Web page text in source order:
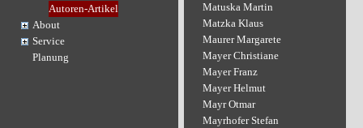
Autoren-Artikel
About
Service
Planung
Matuska Martin
Matzka Klaus
Maurer Margarete
Mayer Christiane
Mayer Franz
Mayer Helmut
Mayr Otmar
Mayrhofer Stefan